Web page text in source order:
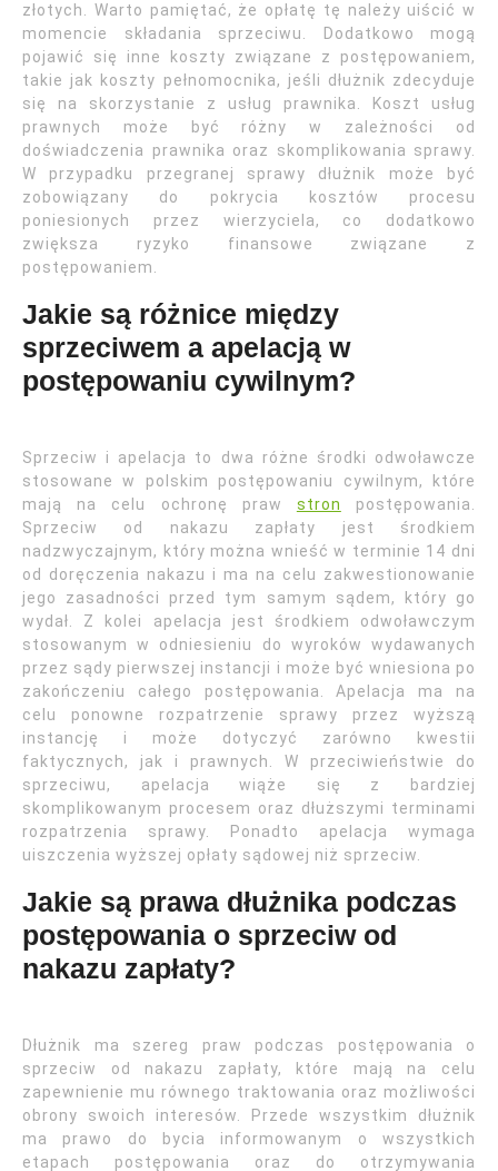
złotych. Warto pamiętać, że opłatę tę należy uiścić w
momencie składania sprzeciwu. Dodatkowo mogą
pojawić się inne koszty związane z postępowaniem,
takie jak koszty pełnomocnika, jeśli dłużnik zdecyduje
się na skorzystanie z usług prawnika. Koszt usług
prawnych może być różny w zależności od
doświadczenia prawnika oraz skomplikowania sprawy.
W przypadku przegranej sprawy dłużnik może być
zobowiązany do pokrycia kosztów procesu
poniesionych przez wierzyciela, co dodatkowo
zwiększa ryzyko finansowe związane z
postępowaniem.
Jakie są różnice między
sprzeciwem a apelacją w
postępowaniu cywilnym?
Sprzeciw i apelacja to dwa różne środki odwoławcze
stosowane w polskim postępowaniu cywilnym, które
mają na celu ochronę praw stron
postępowania.
Sprzeciw od nakazu zapłaty jest środkiem
nadzwyczajnym, który można wnieść w terminie 14 dni
od doręczenia nakazu i ma na celu zakwestionowanie
jego zasadności przed tym samym sądem, który go
wydał. Z kolei apelacja jest środkiem odwoławczym
stosowanym w odniesieniu do wyroków wydawanych
przez sądy pierwszej instancji i może być wniesiona po
zakończeniu całego postępowania. Apelacja ma na
celu ponowne rozpatrzenie sprawy przez wyższą
instancję i może dotyczyć zarówno kwestii
faktycznych, jak i prawnych. W przeciwieństwie do
sprzeciwu, apelacja wiąże się z bardziej
skomplikowanym procesem oraz dłuższymi terminami
rozpatrzenia sprawy. Ponadto apelacja wymaga
uiszczenia wyższej opłaty sądowej niż sprzeciw.
Jakie są prawa dłużnika podczas
postępowania o sprzeciw od
nakazu zapłaty?
Dłużnik ma szereg praw podczas postępowania o
sprzeciw od nakazu zapłaty, które mają na celu
zapewnienie mu równego traktowania oraz możliwości
obrony swoich interesów. Przede wszystkim dłużnik
ma prawo do bycia informowanym o wszystkich
etapach postępowania oraz do otrzymywania